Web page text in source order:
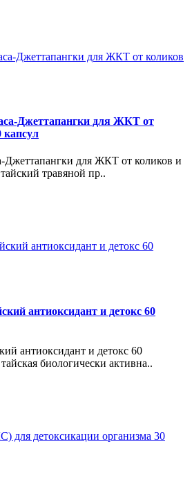
Джеттапангки для ЖКТ от
капсул
Джеттапангки для ЖКТ от коликов и
травяной пр..
антиоксидант и детокс 60
антиоксидант и детокс 60
биологически активна..